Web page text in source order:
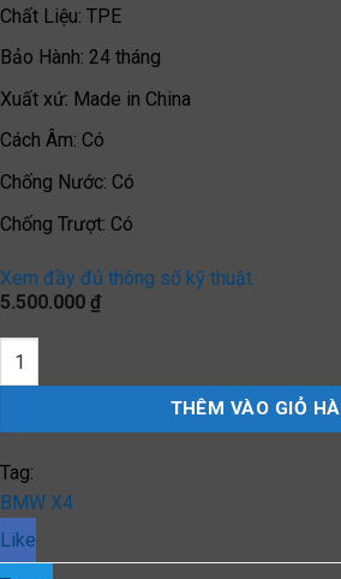
Chất Liệu: TPE
Bảo Hành: 24 tháng
Xuất xứ: Made in China
Cách Âm: Có
Chống Nước: Có
Chống Trượt: Có
Xem đầy đủ thông số kỹ thuật
5.500.000 ₫
Thảm Sàn Xe BMW X4 (2018 đến 2025)
THÊM VÀO GIỎ
Tag:
BMW X4
Like